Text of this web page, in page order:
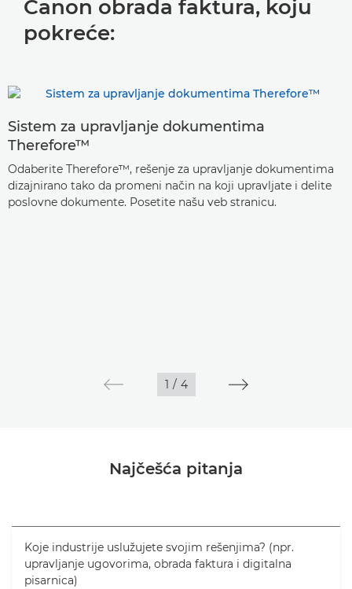
Canon obrada faktura, koju
pokreće:
Sistem za upravljanje dokumentima
Therefore™
Odaberite Therefore™, rešenje za upravljanje dokumentima
dizajnirano tako da promeni način na koji upravljate i delite
poslovne dokumente. Posetite našu veb stranicu.
1 / 4
Najčešća pitanja
Koje industrije uslužujete svojim rešenjima? (npr.
upravljanje ugovorima, obrada faktura i digitalna
pisarnica)